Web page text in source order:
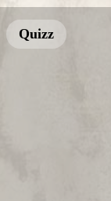
Quizz